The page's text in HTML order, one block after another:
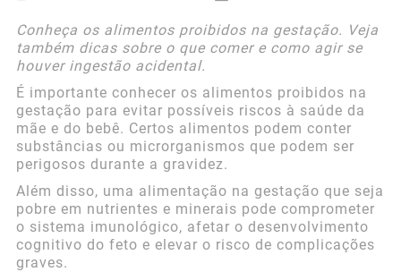
Conheça os alimentos proibidos na gestação. Veja
também dicas sobre o que comer e como agir se
houver ingestão acidental.
É importante conhecer os alimentos proibidos na
gestação para evitar possíveis riscos à saúde da
mãe e do bebê. Certos alimentos podem conter
substâncias ou microrganismos que podem ser
perigosos durante a gravidez.
Além disso, uma alimentação na gestação que seja
pobre em nutrientes e minerais pode comprometer
o sistema imunológico, afetar o desenvolvimento
cognitivo do feto e elevar o risco de complicações
graves.